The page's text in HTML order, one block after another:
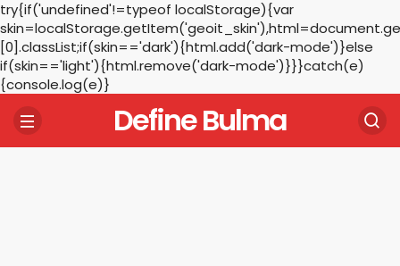
try{if('undefined'!=typeof localStorage){var
[0].classList;if(skin=='dark'){html.add('dark-mode')}else
if(skin=='light'){html.remove('dark-mode')}}}catch(e)
{console.log(e)}
Define Bulma